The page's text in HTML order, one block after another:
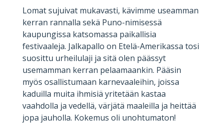
Lomat sujuivat mukavasti, kävimme useamman
kerran rannalla sekä Puno-nimisessä
kaupungissa katsomassa paikallisia
festivaaleja. Jalkapallo on Etelä-Amerikassa tosi
suosittu urheilulaji ja sitä olen päässyt
usemamman kerran pelaamaankin. Pääsin
myös osallistumaan karnevaaleihin, joissa
kaduilla muita ihmisiä yritetään kastaa
vaahdolla ja vedellä, värjätä maaleilla ja heittää
jopa jauholla. Kokemus oli unohtumaton!